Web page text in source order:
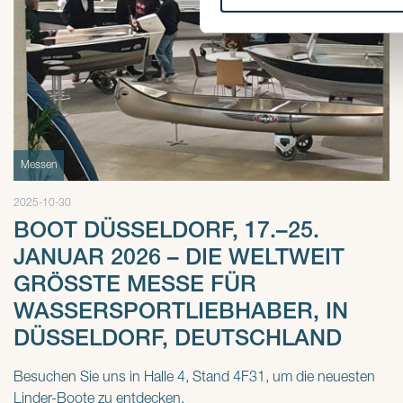
Messen
2025-10-30
BOOT DÜSSELDORF, 17.–25.
JANUAR 2026 – DIE WELTWEIT
GRÖSSTE MESSE FÜR W
ASSERSPORTLIEBHABER, IN D
ÜSSELDORF, DEUTSCHLAND
Besuchen Sie uns in Halle 4, Stand 4F31, um die neuesten